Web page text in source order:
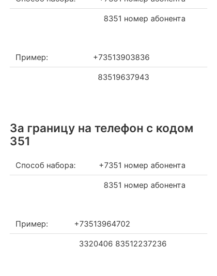
8351 номер абонента
Пример: +73513903836
83519637943
За границу на телефон c кодом
351
Способ набора: +7351 номер абонента
8351 номер абонента
Пример: +73513964702
3320406 83512237236